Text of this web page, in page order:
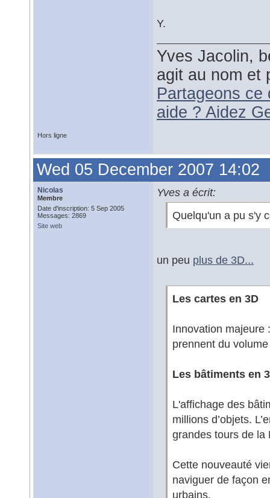
Y.
Yves Jacolin,
agit au nom et
Partageons ce
aide ? Aidez
Hors ligne
Wed 05 December 2007 14:02
Nicolas
Membre
Date d'inscription: 5 Sep 2005
Messages: 2869
Site web
Yves a écrit:
Quelqu'un a pu s'y
un peu plus de 3D...
Les cartes en 3D
Innovation majeure
prennent du
Les bâtiments en
L'affichage des
millions d’objets.
grandes tours de la
Cette nouveauté
naviguer de façon
urbains.